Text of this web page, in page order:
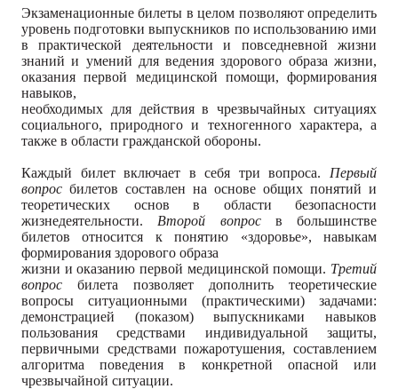
Экзаменационные билеты в целом позволяют определить
уровень подготовки выпускников по использованию ими
в практической деятельности и повседневной жизни
знаний и умений для ведения здорового образа жизни,
оказания первой медицинской помощи, формирования
навыков,
необходимых для действия в чрезвычайных ситуациях
социального, природного и техногенного характера, а
также в области гражданской обороны.
Каждый билет включает в себя три вопроса. Первый
вопрос билетов составлен на основе общих понятий и
теоретических основ в области безопасности
жизнедеятельности. Второй вопрос в большинстве
билетов относится к понятию «здоровье», навыкам
формирования здорового образа
жизни и оказанию первой медицинской помощи. Третий
вопрос билета позволяет дополнить теоретические
вопросы ситуационными (практическими) задачами:
демонстрацией (показом) выпускниками навыков
пользования средствами индивидуальной защиты,
первичными средствами пожаротушения, составлением
алгоритма поведения в конкретной опасной или
чрезвычайной ситуации.